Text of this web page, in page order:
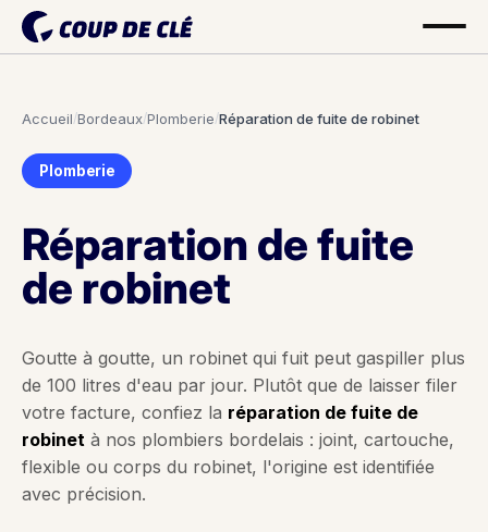
Accueil/Bordeaux/Plomberie/Réparation de fuite de robinet
Plomberie
Réparation de fuite
de robinet
Goutte à goutte, un robinet qui fuit peut gaspiller plus
de 100 litres d'eau par jour. Plutôt que de laisser filer
votre facture, confiez la réparation de fuite de
robinet à nos plombiers bordelais : joint, cartouche,
flexible ou corps du robinet, l'origine est identifiée
avec précision.